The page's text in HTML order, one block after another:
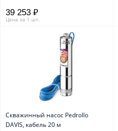
39 253 ₽
Цена за 1 шт.
Скважинный насос Pedrollo
DAVIS, кабель 20 м